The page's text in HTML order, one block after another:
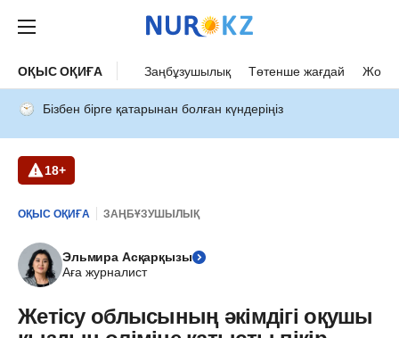
ОҚЫС ОҚИҒА Заңбұзушылық Төтенше жағдай Жол
Бізбен бірге қатарынан болған күндеріңіз
18+
ОҚЫС ОҚИҒА ЗАҢБҰЗУШЫЛЫҚ
Эльмира Асқарқызы
Аға журналист
Жетісу облысының әкімдігі оқушы